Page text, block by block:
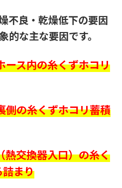
不良・乾燥低下の要因
的な主な要因です。
ス内の糸くずホコリ
の糸くずホコリ蓄積
交換器入口）の糸く
まり